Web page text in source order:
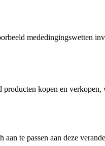
mededingingswetten
producten kopen en verkopen,
te passen aan deze